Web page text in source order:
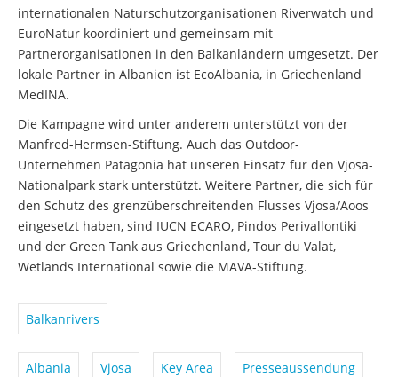
internationalen Naturschutzorganisationen Riverwatch und
EuroNatur koordiniert und gemeinsam mit
Partnerorganisationen in den Balkanländern umgesetzt. Der
lokale Partner in Albanien ist EcoAlbania, in Griechenland
MedINA.
Die Kampagne wird unter anderem unterstützt von der
Manfred-Hermsen-Stiftung. Auch das Outdoor-
Unternehmen Patagonia hat unseren Einsatz für den Vjosa-
Nationalpark stark unterstützt. Weitere Partner, die sich für
den Schutz des grenzüberschreitenden Flusses Vjosa/Aoos
eingesetzt haben, sind IUCN ECARO, Pindos Perivallontiki
und der Green Tank aus Griechenland, Tour du Valat,
Wetlands International sowie die MAVA-Stiftung.
Balkanrivers
Albania Vjosa Key Area Presseaussendung